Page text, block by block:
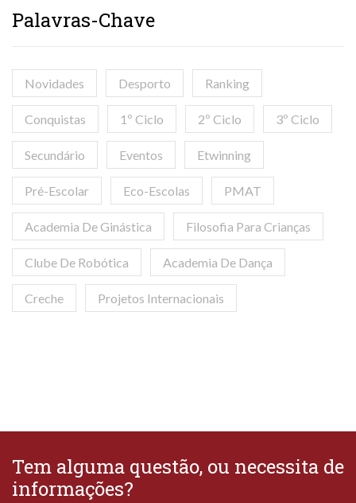
Palavras-Chave
Novidades Desporto Ranking
Conquistas 1º Ciclo 2º Ciclo 3º Ciclo
Secundário Eventos Etwinning
Pré-Escolar Eco-Escolas PMAT
Academia De Ginástica Filosofia Para Crianças
Clube De Robótica Academia De Dança
Creche Projetos Internacionais
Tem alguma questão, ou necessita de
informações?